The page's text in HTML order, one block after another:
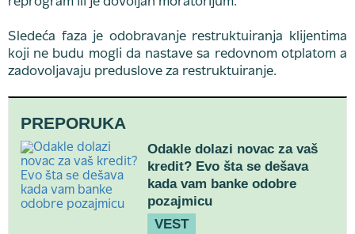
Sledeća faza je odobravanje restruktuiranja klijentima
koji ne budu mogli da nastave sa redovnom otplatom a
zadovoljavaju preduslove za restruktuiranje.
PREPORUKA
Odakle dolazi novac za vaš
kredit? Evo šta se dešava
kada vam banke odobre
pozajmicu
VEST